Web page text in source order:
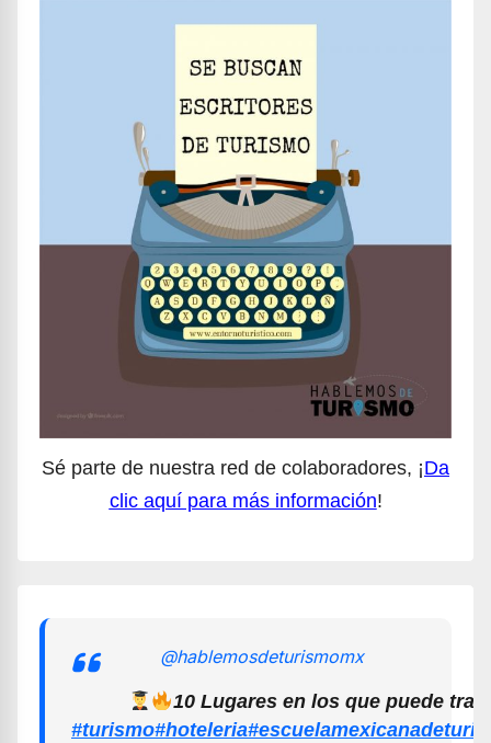
Sé parte de nuestra red de colaboradores, ¡Da
clic aquí para más información!
@hablemosdeturismomx
10 Lugares en los que puede
#turismo#hoteleria